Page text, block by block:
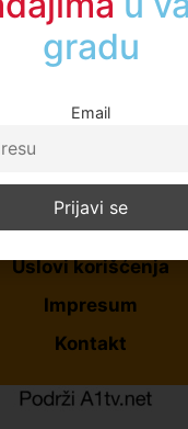
O Nama
Politika Privatnosti
Uslovi korišćenja
Impresum
Kontakt
gradu
Email